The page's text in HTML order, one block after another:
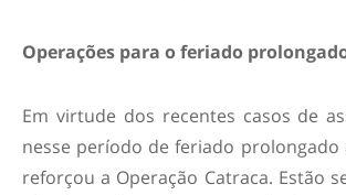
Operações para o feriado
Em virtude dos recentes casos de
nesse período de feriado prolongado
reforçou a Operação Catraca. Estão